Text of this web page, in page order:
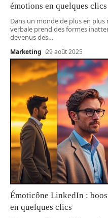
émotions en quelques clics
Dans un monde de plus en
verbale prend des formes
devenus des…
Marketing 29 août 2025
Émoticône LinkedIn :
en quelques clics